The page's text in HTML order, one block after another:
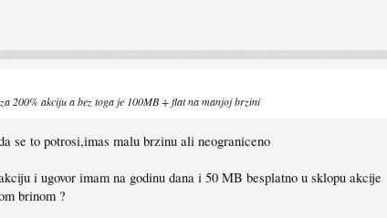
200% akciju a bez toga je 100MB + flat na manjoj brzini
se to potrosi,imas malu brzinu ali neograniceno
i ugovor imam na godinu dana i 50 MB besplatno u sklopu akcije
brinom ?